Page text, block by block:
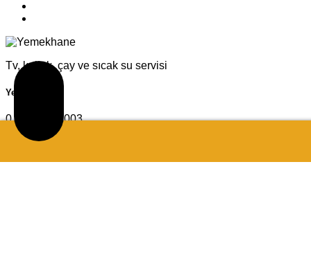
Tv, koltuk, çay ve sıcak su servisi
Yemekhane
0.539.920 6003